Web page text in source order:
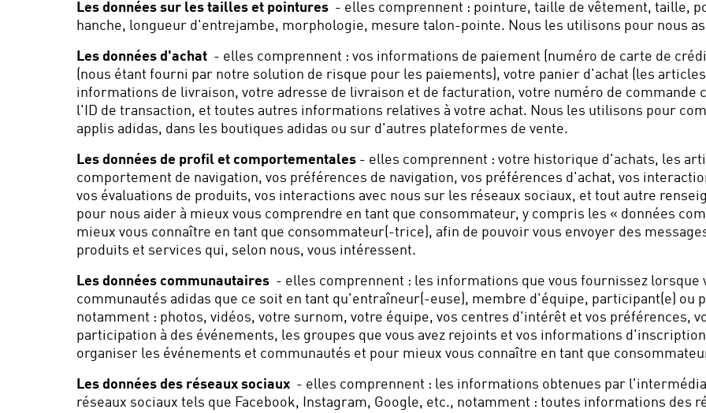
Les données sur les tailles et pointures - elles comprennent : pointure, taille de vêtement, taille,
hanche, longueur d'entrejambe, morphologie, mesure talon-pointe. Nous les utilisons pour nous
Les données d'achat - elles comprennent : vos informations de paiement (numéro de carte de
(nous étant fourni par notre solution de risque pour les paiements), votre panier d'achat (les
informations de livraison, votre adresse de livraison et de facturation, votre numéro de commande
l'ID de transaction, et toutes autres informations relatives à votre achat. Nous les utilisons pour
applis adidas, dans les boutiques adidas ou sur d'autres plateformes de vente.
Les données de profil et comportementales - elles comprennent : votre historique d'achats, les
comportement de navigation, vos préférences de navigation, vos préférences d'achat, vos
vos évaluations de produits, vos interactions avec nous sur les réseaux sociaux, et tout autre
pour nous aider à mieux vous comprendre en tant que consommateur, y compris les « données
mieux vous connaître en tant que consommateur(-trice), afin de pouvoir vous envoyer des
produits et services qui, selon nous, vous intéressent.
Les données communautaires - elles comprennent : les informations que vous fournissez lorsque
communautés adidas que ce soit en tant qu'entraîneur(-euse), membre d'équipe, participant(e) ou
notamment : photos, vidéos, votre surnom, votre équipe, vos centres d'intérêt et vos préférences,
participation à des événements, les groupes que vous avez rejoints et vos informations
organiser les événements et communautés et pour mieux vous connaître en tant que
Les données des réseaux sociaux - elles comprennent : les informations obtenues par
réseaux sociaux tels que Facebook, Instagram, Google, etc., notamment : toutes informations des